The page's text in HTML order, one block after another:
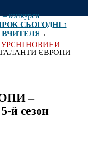
СЬОГОДНІ ↑
ВЧИТЕЛЯ←
НОВИНИ
ЄВРОПИ –
–
й сезон